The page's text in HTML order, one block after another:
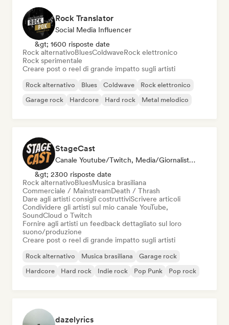
Rock Translator
Social Media Influencer
&gt; 1600 risposte date
Rock alternativoBluesColdwaveRock elettronico
Rock sperimentale
Creare post o reel di grande impatto sugli artisti
Rock alternativo Blues Coldwave
Rock elettronico
Garage rock
Hardcore Hard rock Metal melodico
StageCast
Canale Youtube/Twitch, Media/Giornalista, Mentore, Social Media Influencer, Esperto Del Suono
&gt; 2300 risposte date
Rock alternativoBluesMusica brasiliana
Commerciale / MainstreamDeath / Thrash
Dare agli artisti consigli costruttiviScrivere articoli
Condividere gli artisti sul mio canale YouTube,
SoundCloud o Twitch
Fornire agli artisti un feedback dettagliato sul loro
suono/produzione
Creare post o reel di grande impatto sugli artisti
Rock alternativo Musica brasiliana
Garage rock
Hardcore
Hard rock Indie rock Pop Punk Pop rock
dazelyrics